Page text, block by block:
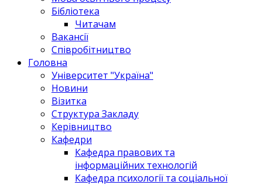
Бібліотека
Читачам
Вакансії
Співробітництво
Головна
Університет "Україна"
Новини
Візитка
Структура Закладу
Керівництво
Кафедри
Кафедра правових та
інформаційних технологій
Кафедра психології та соціальної